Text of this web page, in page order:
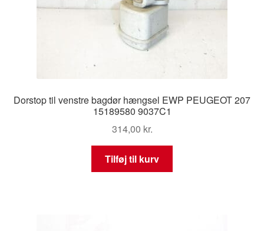
Dorstop til venstre bagdør hængsel EWP PEUGEOT 207
15189580 9037C1
314,00 kr.
Tilføj til kurv